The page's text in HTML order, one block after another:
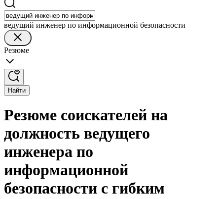
ведущий инженер по информационной безопасности
Резюме
Найти
Резюме соискателей на
должность ведущего
инженера по
информационной
безопасности с гибким